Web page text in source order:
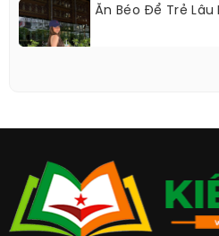
Ăn Béo Để Trẻ Lâu